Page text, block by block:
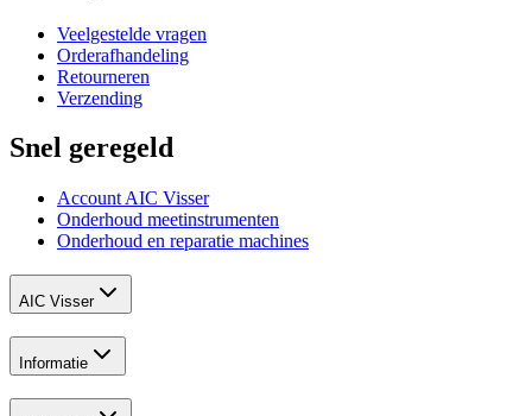
Veelgestelde vragen
Orderafhandeling
Retourneren
Verzending
Snel geregeld
Account AIC Visser
Onderhoud meetinstrumenten
Onderhoud en reparatie machines
AIC Visser
Informatie